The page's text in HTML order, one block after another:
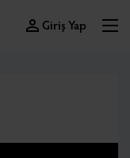
Giriş Yap